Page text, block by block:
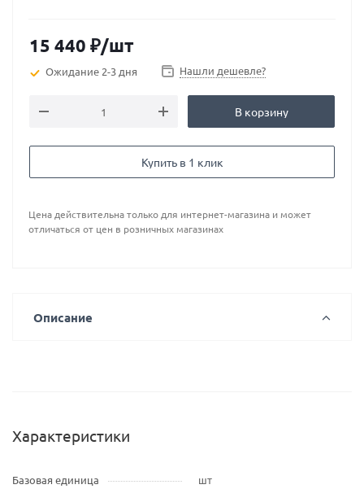
15 440 ₽/шт
Ожидание 2-3 дня Нашли дешевле?
В корзину
Купить в 1 клик
Цена действительна только для интернет-магазина и может
отличаться от цен в розничных магазинах
Описание
Характеристики
Базовая единица
шт